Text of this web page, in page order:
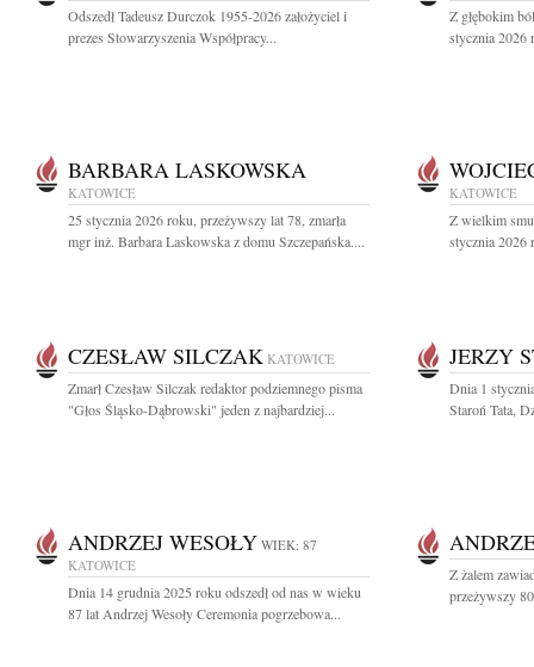
Odszedł Tadeusz Durczok 1955-2026 założyciel i
prezes Stowarzyszenia Współpracy...
Z głębokim
stycznia 2026
BARBARA LASKOWSKA
KATOWICE
25 stycznia 2026 roku, przeżywszy lat 78, zmarła
mgr inż. Barbara Laskowska z domu Szczepańska....
KATOWICE
Z wielkim
stycznia 2026
CZESŁAW SILCZAK KATOWICE
Zmarł Czesław Silczak redaktor podziemnego pisma
"Głos Śląsko-Dąbrowski" jeden z najbardziej...
JERZY
Dnia 1
Staroń Tata,
ANDRZEJ WESOŁY WIEK: 87
KATOWICE
Dnia 14 grudnia 2025 roku odszedł od nas w wieku
87 lat Andrzej Wesoły Ceremonia pogrzebowa...
Z żalem
przeżywszy